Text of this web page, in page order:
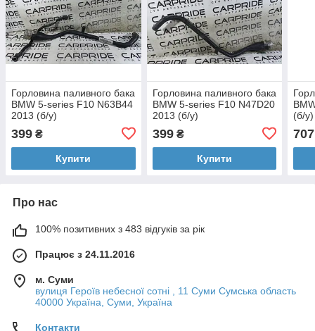
Горловина паливного бака
BMW 5-series F10 N63B44
2013 (б/у)
399 ₴
Купити
Горловина паливного бака
BMW 5-series F10 N47D20
2013 (б/у)
399₴
Купити
(б/у)
707
Про нас
100% позитивних з 483 відгуків за рік
Працює з 24.11.2016
м. Суми
вулиця Героїв небесної сотні , 11 Суми Сумська область
40000 Україна, Суми, Україна
Контакти